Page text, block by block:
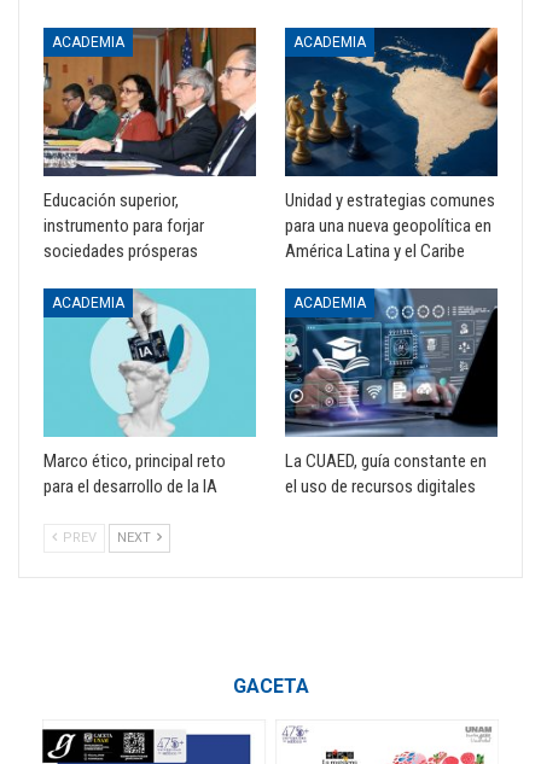
ACADEMIA
Educación superior,
instrumento para forjar
sociedades prósperas
ACADEMIA
Unidad y estrategias comunes
para una nueva geopolítica en
América Latina y el Caribe
ACADEMIA
Marco ético, principal reto
para el desarrollo de la IA
ACADEMIA
La CUAED, guía constante en
el uso de recursos digitales
PREV NEXT
GACETA